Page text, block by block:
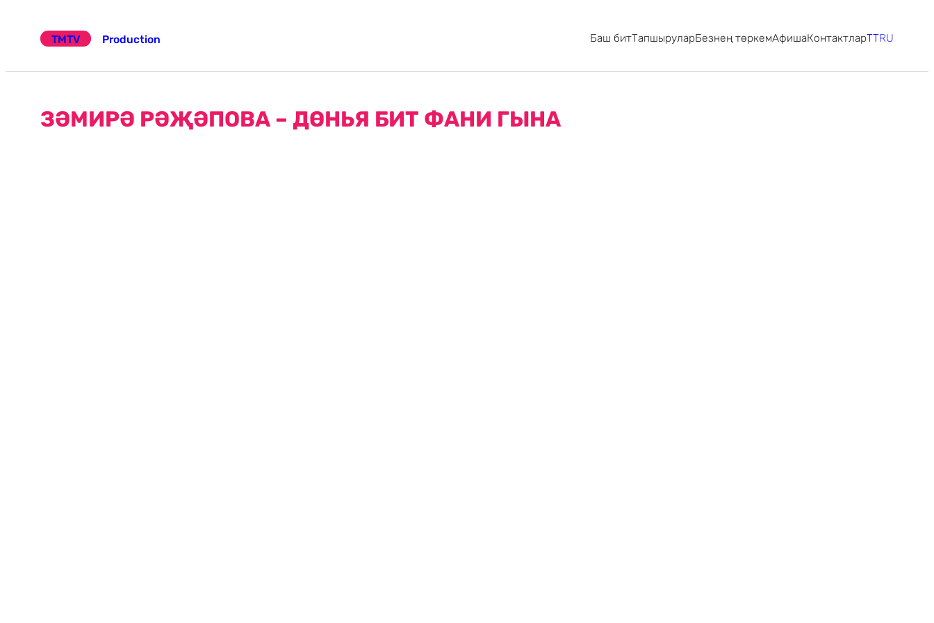
TMTV
Production Баш битТапшыруларБезнең төркемАфишаКонтактларTTRU
ЗӘМИРӘ РӘҖӘПОВА – ДӨНЬЯ БИТ ФАНИ ГЫНА